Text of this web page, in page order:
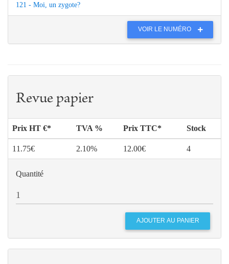
121 - Moi, un zygote?
VOIR LE NUMÉRO
Revue papier
Prix HT €* TVA % Prix TTC* Stock
11.75€ 2.10% 12.00€ 4
Quantité